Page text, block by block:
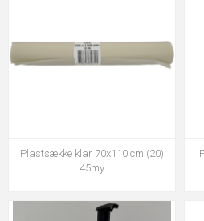
Plastsække klar 70x110 cm.(20)
45my